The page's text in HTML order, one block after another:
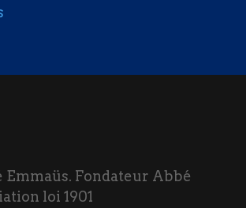
Fondateur Abbé
loi 1901